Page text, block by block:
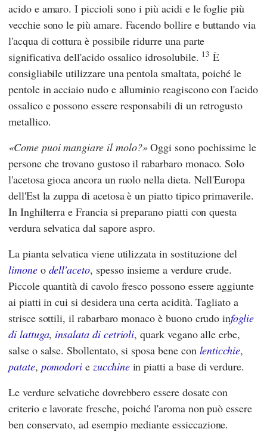
acido e amaro. I piccioli sono i più acidi e le foglie più
vecchie sono le più amare. Facendo bollire e buttando via
l'acqua di cottura è possibile ridurre una parte
significativa dell'acido ossalico idrosolubile. 13 È
consigliabile utilizzare una pentola smaltata, poiché le
pentole in acciaio nudo e alluminio reagiscono con l'acido
ossalico e possono essere responsabili di un retrogusto
metallico.
Come puoi mangiare il molo? Oggi sono pochissime le
persone che trovano gustoso il rabarbaro monaco. Solo
l'acetosa gioca ancora un ruolo nella dieta. Nell'Europa
dell'Est la zuppa di acetosa è un piatto tipico primaverile.
In Inghilterra e Francia si preparano piatti con questa
verdura selvatica dal sapore aspro.
La pianta selvatica viene utilizzata in sostituzione del
limoneo dell'aceto, spesso insieme a verdure crude.
Piccole quantità di cavolo fresco possono essere aggiunte
ai piatti in cui si desidera una certa acidità. Tagliato a
strisce sottili, il rabarbaro monaco è buono crudo infoglie
di lattuga, insalata di cetrioli, quark vegano alle erbe,
salse o salse. Sbollentato, si sposa bene con lenticchie,
patate, pomodori ezucchinein piatti a base di verdure.
Le verdure selvatiche dovrebbero essere dosate con
criterio e lavorate fresche, poiché l'aroma non può essere
ben conservato, ad esempio mediante essiccazione.